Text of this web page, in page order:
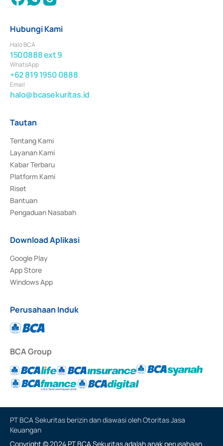
Hubungi Kami
Halo BCA
1500888 ext 9
WhatsApp
+62 819 1950 0888
Email
halo@bcasekuritas.id
Tautan
Tentang Kami
Layanan Kami
Kabar Terbaru
Platform Kami
Riset
Bantuan
Pengaduan Nasabah
Download Aplikasi
Google Play
App Store
Windows App
Perusahaan Induk
BCA Group
PT BCA Sekuritas berizin dan diawasi oleh Otoritas Jasa
Keuangan
Copyright © 2024 PT BCA Sekuritas adalah anak perusahaan